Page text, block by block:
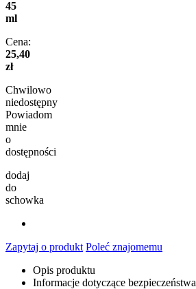
45
ml
Cena:
25,40
zł
Chwilowo
niedostępny
Powiadom
mnie
o
dostępności
dodaj
do
schowka
Zapytaj o produkt Poleć znajomemu
Opis produktu
Informacje dotyczące bezpieczeństwa